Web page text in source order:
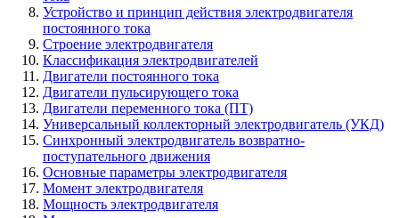
Устройство и принцип действия электродвигателя
постоянного тока
Строение электродвигателя
Классификация электродвигателей
Двигатели постоянного тока
Двигатели пульсирующего тока
Двигатели переменного тока (ПТ)
Универсальный коллекторный электродвигатель (УКД)
Синхронный электродвигатель возвратно-
поступательного движения
Основные параметры электродвигателя
Момент электродвигателя
Мощность электродвигателя